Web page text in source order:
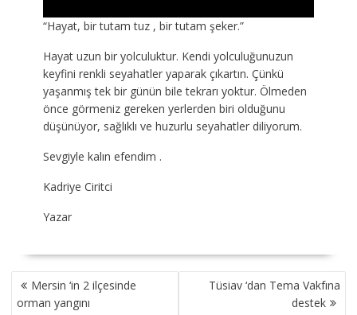
“Hayat, bir tutam tuz , bir tutam şeker.”
Hayat uzun bir yolculuktur. Kendi yolculuğunuzun
keyfini renkli seyahatler yaparak çıkartın. Çünkü
yaşanmış tek bir günün bile tekrarı yoktur. Ölmeden
önce görmeniz gereken yerlerden biri olduğunu
düşünüyor, sağlıklı ve huzurlu seyahatler diliyorum.
Sevgiyle kalın efendim .
Kadriye Ciritci
Yazar
YAZI
GEZINMESI
Mersin ‘in 2 ilçesinde
orman yangını
Tüsiav ‘dan Tema Vakfına
destek